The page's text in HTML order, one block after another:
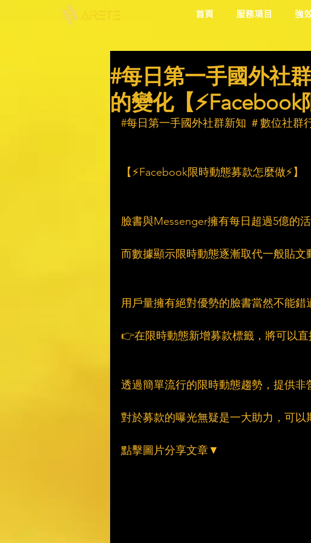
首頁 服務項目 強
#每日第一手國外社
的變化【⚡Facebook
#每日第一手國外社群新知 ＃數位社群
【⚡Facebook限時動態募款怎麼做⚡】
臉書與Messenger擁有每日超過5億的活
而數據顯示限時動態逐漸取代一般貼文
用戶量擁有絕對優勢的臉書當然不能錯
👉在限時動態新增募款標籤，將可以
透過簡單流行的限時動態趨勢，提供非
對於募款的曝光無疑是一大助力，可以
點擊圖片分享文章▼